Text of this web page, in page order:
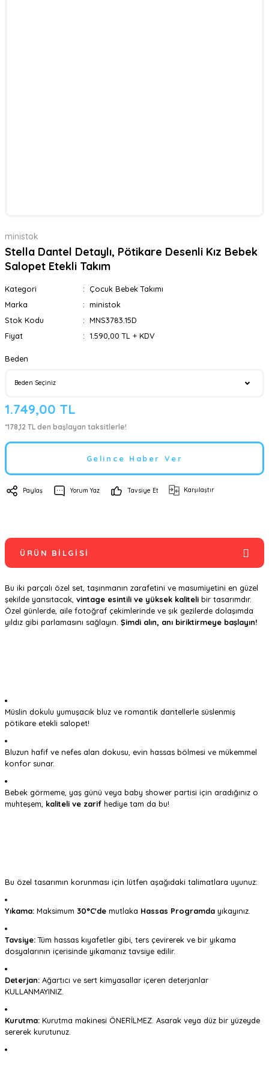
ministok
Stella Dantel Detaylı, Pötikare Desenli Kız Bebek
Salopet Etekli Takım
Kategori
Çocuk Bebek Takımı
Marka
ministok
Stok Kodu
MNS3783.15D
Fiyat
1.590,00 TL + KDV
Beden
1.749,00 TL
*178,12 TL den başlayan taksitlerle!
Gelince Haber Ver
Paylaş Yorum Yaz Tavsiye Et Karşılaştır
ÜRÜN BILGISI
Bu iki parçalı özel set, taşınmanın zarafetini ve masumiyetini en güzel
şekilde yansıtacak, vintage esintili ve yüksek kaliteli bir tasarımdır.
Özel günlerde, aile fotoğraf çekimlerinde ve şık gezilerde dolaşımda
yıldız gibi parlamasını sağlayın. Şimdi alın, anı biriktirmeye başlayın!
Müslin dokulu yumuşacık bluz ve romantik dantellerle süslenmiş
pötikare etekli salopet!
Bluzun hafif ve nefes alan dokusu, evin hassas bölmesi ve mükemmel
konfor sunar.
Bebek görmeme, yaş günü veya baby shower partisi için aradığınız o
muhteşem, kaliteli ve zarif hediye tam da bu!
Bu özel tasarımın korunması için lütfen aşağıdaki talimatlara uyunuz:
Yıkama: Maksimum 30°C'de mutlaka Hassas Programda yıkayınız.
Tavsiye:Tüm hassas kıyafetler gibi, ters çevirerek ve bir yıkama
dosyalarının içerisinde yıkamanız tavsiye edilir.
Deterjan: Ağartıcı ve sert kimyasallar içeren deterjanlar
KULLANMAYINIZ.
Kurutma: Kurutma makinesi ÖNERİLMEZ. Asarak veya düz bir yüzeyde
sererek kurutunuz.